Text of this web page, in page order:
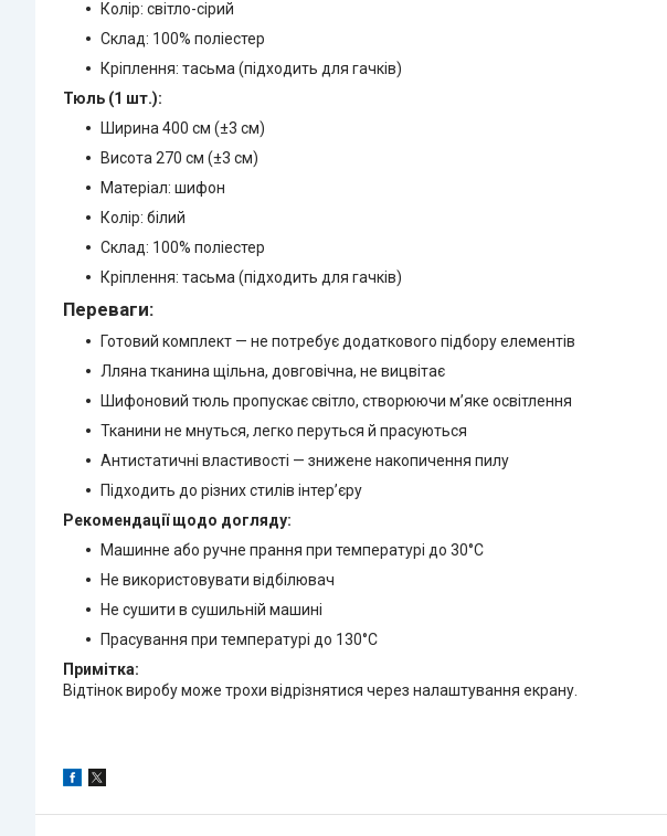
Колір: світло-сірий
Склад: 100% поліестер
Кріплення: тасьма (підходить для гачків)
Тюль (1 шт.):
Ширина 400 см (±3 см)
Висота 270 см (±3 см)
Матеріал: шифон
Колір: білий
Склад: 100% поліестер
Кріплення: тасьма (підходить для гачків)
Переваги:
Готовий комплект — не потребує додаткового підбору елементів
Лляна тканина щільна, довговічна, не вицвітає
Шифоновий тюль пропускає світло, створюючи м’яке освітлення
Тканини не мнуться, легко перуться й прасуються
Антистатичні властивості — знижене накопичення пилу
Підходить до різних стилів інтер’єру
Рекомендації щодо догляду:
Машинне або ручне прання при температурі до 30°C
Не використовувати відбілювач
Не сушити в сушильній машині
Прасування при температурі до 130°C
Примітка:
Відтінок виробу може трохи відрізнятися через налаштування екрану.